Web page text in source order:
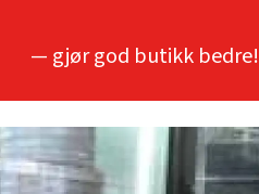
— gjør god butikk bedre!